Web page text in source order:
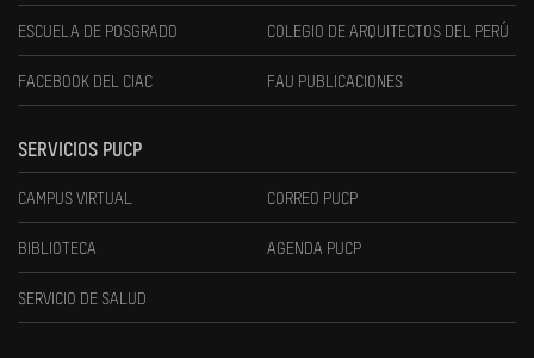
ESCUELA DE POSGRADO COLEGIO DE ARQUITECTOS DEL PERÚ
FACEBOOK DEL CIAC FAU PUBLICACIONES
SERVICIOS PUCP
CAMPUS VIRTUAL CORREO PUCP
BIBLIOTECA AGENDA PUCP
SERVICIO DE SALUD